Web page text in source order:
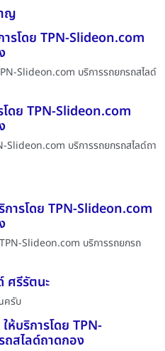
ญ
รโดย TPN-Slideon.com
Slideon.com บริการรถยกรถสไลด์
โดย TPN-Slideon.com
Slideon.com บริการรถยกรถสไลด์ถา
การโดย TPN-Slideon.com
Slideon.com บริการรถยกรถ
ศรีรัตนะ
ครับ
ห้บริการโดย TPN-
สไลด์ถาดกอง